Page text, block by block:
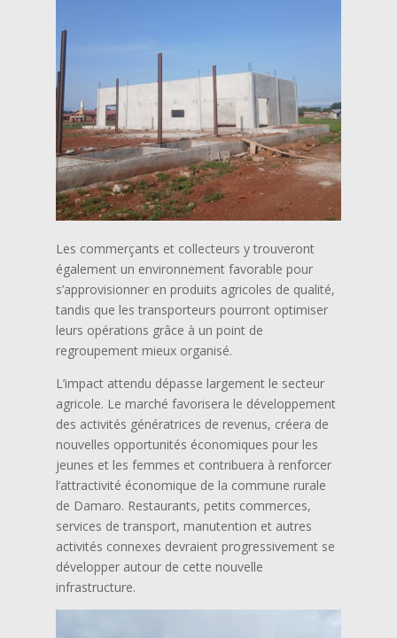
Les commerçants et collecteurs y trouveront
également un environnement favorable pour
s’approvisionner en produits agricoles de qualité,
tandis que les transporteurs pourront optimiser
leurs opérations grâce à un point de
regroupement mieux organisé.
L’impact attendu dépasse largement le secteur
agricole. Le marché favorisera le développement
des activités génératrices de revenus, créera de
nouvelles opportunités économiques pour les
jeunes et les femmes et contribuera à renforcer
l’attractivité économique de la commune rurale
de Damaro. Restaurants, petits commerces,
services de transport, manutention et autres
activités connexes devraient progressivement se
développer autour de cette nouvelle
infrastructure.